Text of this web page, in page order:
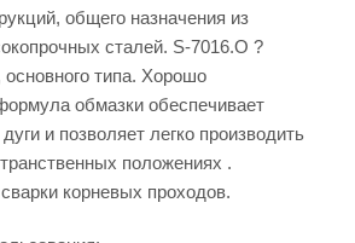
общего назначения из
сталей. S-7016.O ?
типа. Хорошо
обмазки обеспечивает
и позволяет легко производить
положениях .
корневых проходов.